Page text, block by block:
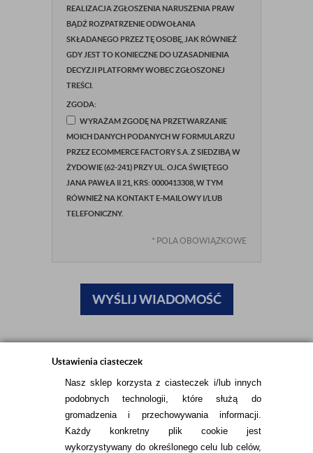
Ustawienia ciasteczek
Nasz sklep korzysta z ciasteczek i/lub innych
podobnych technologii, które służą do
gromadzenia i przechowywania informacji.
Każdy konkretny plik cookie jest
wykorzystywany do określonego celu lub celów,
REALIZACJA ZGŁOSZENIA NARUSZENIA PRAW
BĄDŹ ROZPATRZENIE ODWOŁANIA
SKŁADANEGO PRZEZ TĘ OSOBĘ, JAK RÓWNIEŻ
GDY JEST TO KONIECZNE DO UZASADNIENIA
DECYZJI PLATFORMY WOBEC ZGŁOSZONEJ
TREŚCI.
ZGODA:
WYRAŻAM ZGODĘ NA PRZETWARZANIE
MOICH DANYCH PODANYCH W FORMULARZU
PRZEZ ECOMMERCE FACTORY S.A. Z SIEDZIBĄ W
ŻYDOWIE (62-241) PRZY UL. OJCA ŚWIĘTEGO
JANA PAWŁA II 21, KRS: 0000413308, W TYM
RÓWNIEŻ NA KONTAKT E-MAILOWY I/LUB
TELEFONICZNY.
* POLA OBOWIĄZKOWE
WYŚLIJ WIADOMOŚĆ